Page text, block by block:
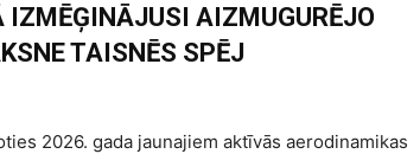
AIZMUGURĒJO
TAISNĒS SPĒJ
2026. gada jaunajiem aktīvās aerodinamikas